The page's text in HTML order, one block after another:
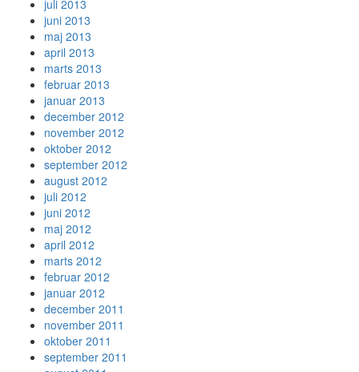
juli 2013
juni 2013
maj 2013
april 2013
marts 2013
februar 2013
januar 2013
december 2012
november 2012
oktober 2012
september 2012
august 2012
juli 2012
juni 2012
maj 2012
april 2012
marts 2012
februar 2012
januar 2012
december 2011
november 2011
oktober 2011
september 2011